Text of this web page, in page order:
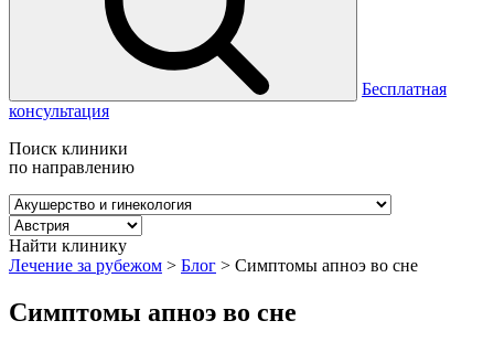
Бесплатная
консультация
Поиск клиники
по направлению
Найти клинику
Лечение за рубежом > Блог > Симптомы апноэ во сне
Симптомы апноэ во сне